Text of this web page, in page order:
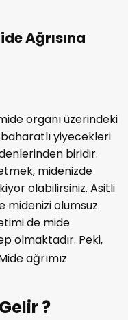
Ağrısına
organı üzerindeki
yiyecekleri
biridir.
midenizde
olabilirsiniz. Asitli
midenizi olumsuz
de mide
olmaktadır. Peki,
ağrımız
?